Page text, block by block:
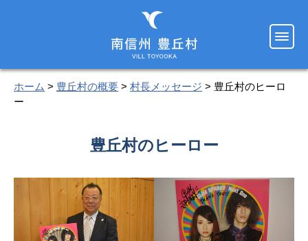
ホーム > 豊丘村の概要 > 村長メッセージ > 豊丘村のヒーロ
ー
豊丘村のヒーロー